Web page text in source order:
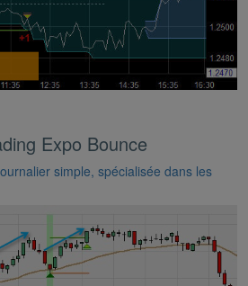
Expo Bounce
simple, spécialisée dans les